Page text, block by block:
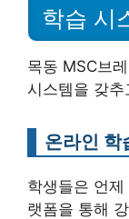
학습 시
목동 MSC브
시스템을 갖추
온라인 학
학생들은 언
랫폼을 통해